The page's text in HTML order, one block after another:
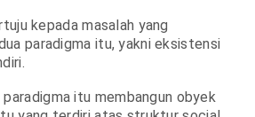
kepada masalah yang
paradigma itu, yakni eksistensi
itu membangun obyek